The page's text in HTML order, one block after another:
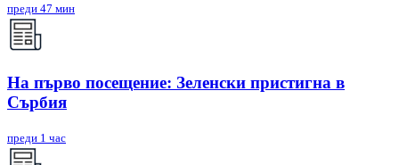
преди 47 мин
На първо посещение: Зеленски пристигна в
Сърбия
преди 1 час